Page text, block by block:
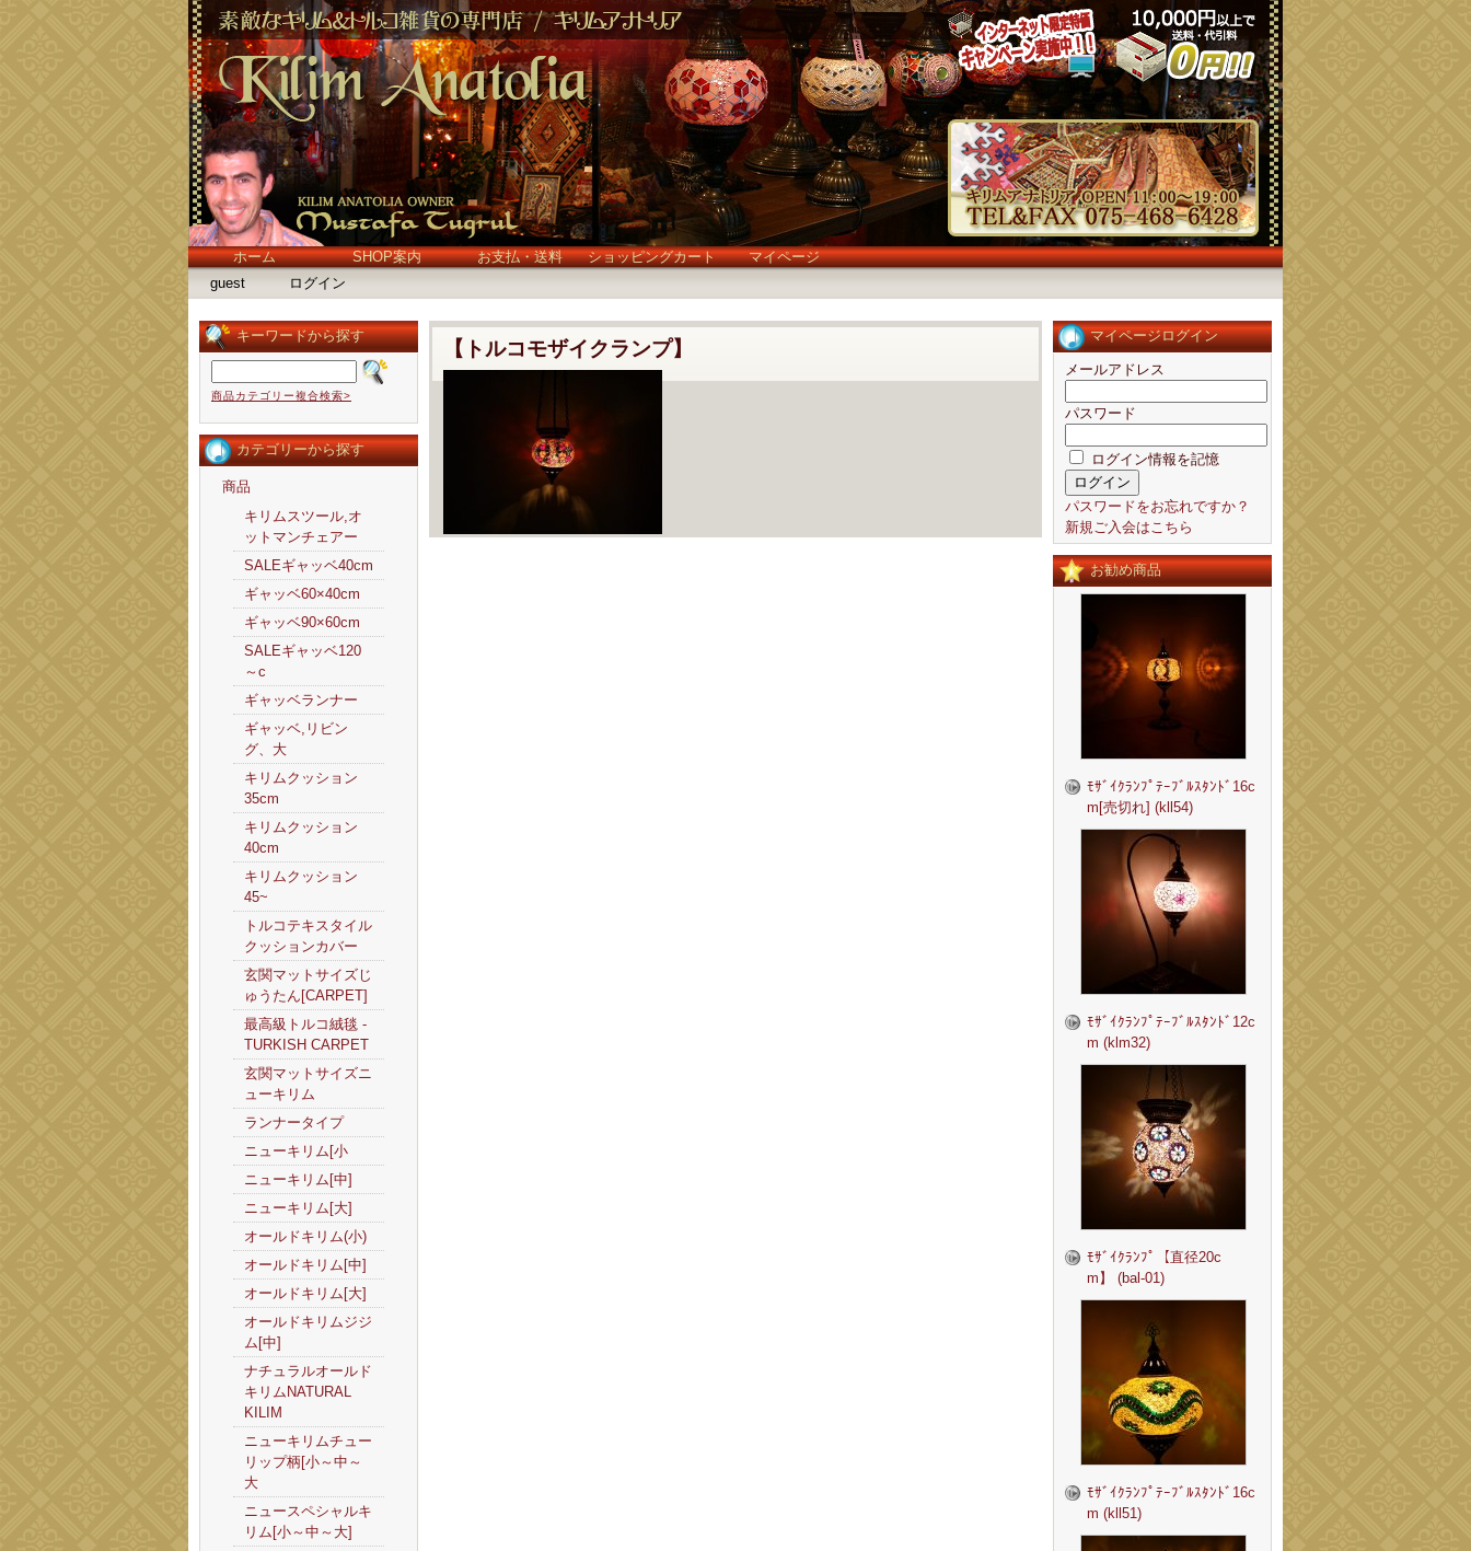
ホーム SHOP案内 お支払・送料 ショッピングカート
マイページ
guest
ログイン
キーワードから探す
商品カテゴリー複合検索>
カテゴリーから探す
商品
キリムスツール,オ
ットマンチェアー
SALEギャッベ40cm
ギャッベ60×40cm
ギャッベ90×60cm
SALEギャッベ120
～c
ギャッベランナー
ギャッベ,リビン
グ、大
キリムクッション
35cm
キリムクッション
40cm
キリムクッション
45~
トルコテキスタイル
クッションカバー
玄関マットサイズじ
ゅうたん[CARPET]
最高級トルコ絨毯 -
TURKISH CARPET
玄関マットサイズニ
ューキリム
ランナータイプ
ニューキリム[小
ニューキリム[中]
ニューキリム[大]
オールドキリム(小)
オールドキリム[中]
オールドキリム[大]
オールドキリムジジ
ム[中]
ナチュラルオールド
キリムNATURAL
KILIM
ニューキリムチュー
リップ柄[小～中～
大
ニュースペシャルキ
リム[小～中～大]
マイページログイン
メールアドレス
パスワード
ログイン情報を記憶
パスワードをお忘れですか？
新規ご入会はこちら
お勧め商品
ﾓｻﾞｲｸﾗﾝﾌﾟﾃｰﾌﾞﾙｽﾀﾝﾄﾞ16c
m[売切れ] (kll54)
ﾓｻﾞｲｸﾗﾝﾌﾟﾃｰﾌﾞﾙｽﾀﾝﾄﾞ12c
m (klm32)
ﾓｻﾞｲｸﾗﾝﾌﾟ【直径20c
m】 (bal-01)
ﾓｻﾞｲｸﾗﾝﾌﾟﾃｰﾌﾞﾙｽﾀﾝﾄﾞ16c
m (kll51)
【トルコモザイクランプ】